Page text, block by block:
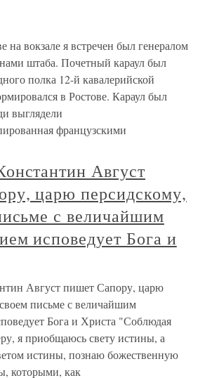
на вокзале я встречен был генералом
штаба. Почетный караул был
полка 12-й кавалерийской
в Ростове. Караул был
выглядели
французскими
Август
царю персидскому,
с величайшим
исповедует Бога и
Август пишет Сапору, царю
письме с величайшим
Бога и Христа "Соблюдая
я приобщаюсь свету истины, а
истины, познаю божественную
которыми, как